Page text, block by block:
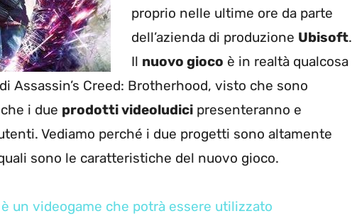
proprio nelle ultime ore da parte
dell’azienda di produzione Ubisoft.
Il nuovo gioco è in realtà qualcosa
Assassin’s Creed: Brotherhood, visto che sono
i due prodotti videoludici presenteranno e
Vediamo perché i due progetti sono altamente
sono le caratteristiche del nuovo gioco.
un videogame che potrà essere utilizzato